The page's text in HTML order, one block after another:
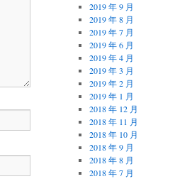
2019 年 9 月
2019 年 8 月
2019 年 7 月
2019 年 6 月
2019 年 4 月
2019 年 3 月
2019 年 2 月
2019 年 1 月
2018 年 12 月
2018 年 11 月
2018 年 10 月
2018 年 9 月
2018 年 8 月
2018 年 7 月